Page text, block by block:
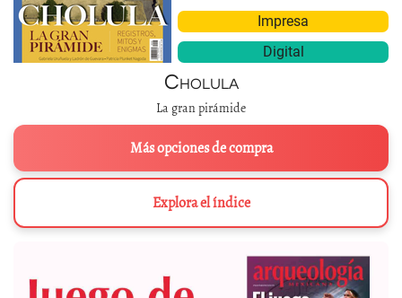
Impresa
Digital
Cholula
La gran pirámide
Más opciones de compra
Explora el índice